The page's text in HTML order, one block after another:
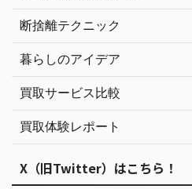
断捨離テクニック
暮らしのアイデア
買取サービス比較
買取体験レポート
X（旧Twitter）はこちら！